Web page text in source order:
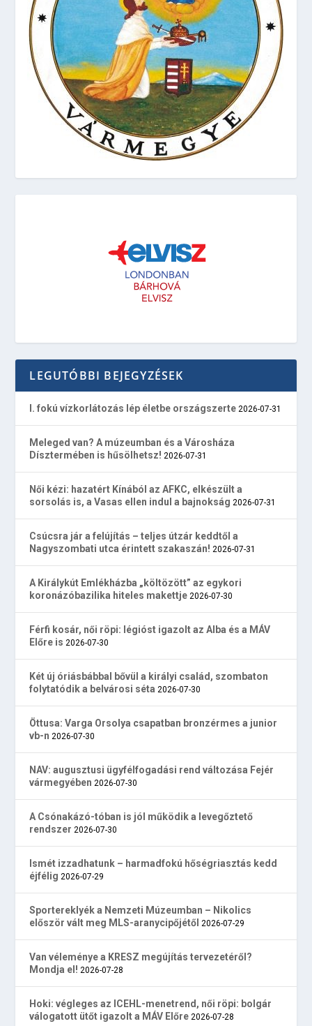
LEGUTÓBBI BEJEGYZÉSEK
I. fokú vízkorlátozás lép életbe országszerte 2026-07-31
Meleged van? A múzeumban és a Városháza
Dísztermében is hűsölhetsz! 2026-07-31
Női kézi: hazatért Kínából az AFKC, elkészült a
sorsolás is, a Vasas ellen indul a bajnokság 2026-07-31
Csúcsra jár a felújítás – teljes útzár keddtől a
Nagyszombati utca érintett szakaszán! 2026-07-31
A Királykút Emlékházba „költözött” az egykori
koronázóbazilika hiteles makettje 2026-07-30
Férfi kosár, női röpi: légióst igazolt az Alba és a MÁV
Előre is 2026-07-30
Két új óriásbábbal bővül a királyi család, szombaton
folytatódik a belvárosi séta 2026-07-30
Öttusa: Varga Orsolya csapatban bronzérmes a junior
vb-n 2026-07-30
NAV: augusztusi ügyfélfogadási rend változása Fejér
vármegyében 2026-07-30
A Csónakázó-tóban is jól működik a levegőztető
rendszer 2026-07-30
Ismét izzadhatunk – harmadfokú hőségriasztás kedd
éjfélig 2026-07-29
Sportereklyék a Nemzeti Múzeumban – Nikolics
először vált meg MLS-aranycipőjétől 2026-07-29
Van véleménye a KRESZ megújítás tervezetéről?
Mondja el! 2026-07-28
Hoki: végleges az ICEHL-menetrend, női röpi: bolgár
válogatott ütőt igazolt a MÁV Előre 2026-07-28